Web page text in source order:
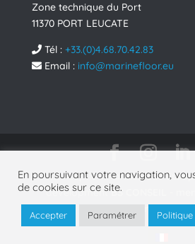
Zone technique du Port
11370 PORT LEUCATE
Tél : +33.(0)4.68.70.42.83
Email : info@marinefloor.eu
ConceptionMarineFloor
developmentBS CONSEIL
politica de privacidad-
En poursuivant votre navigation,
de cookies sur ce site.
Accepter Paramétrer